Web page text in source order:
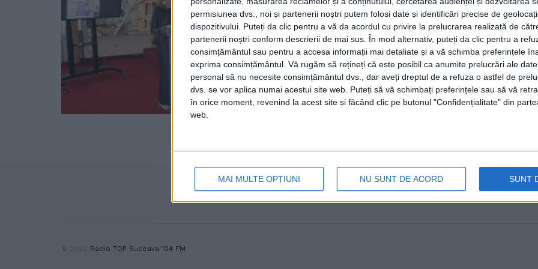
permisiunea dvs., noi și partenerii noștri putem folosi date și identificări precise de
dispozitivului. Puteți da clic pentru a vă da acordul cu privire la prelucrarea realizată de
partenerii noștri conform descrierii de mai sus. În mod alternativ, puteți da clic pentru a
consimțământul sau pentru a accesa informații mai detaliate și a vă schimba preferințele
exprima consimțământul. Vă rugăm să rețineți că este posibil ca anumite prelucrări ale
personal să nu necesite consimțământul dvs., dar aveți dreptul de a refuza o astfel de
dvs. se vor aplica numai acestui site web. Puteți să vă schimbați preferințele sau să vă
în orice moment, revenind la acest site și făcând clic pe butonul "Confidențialitate" din
web.
MAI MULTE OPȚIUNI NU SUNT DE ACORD SUNT
continua pe drumul literaturii.
care au crezut în vocea mea
19 IUNIE, 2026
Studenta Alexia Plăcintă, de la Facultatea de Litere
Mare” din Suceava, a ...
Radio TOP Suceava 104 FM